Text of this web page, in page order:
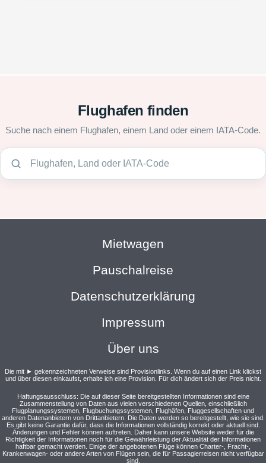
Flughafen finden
Suche nach einem Flughafen, einem Land oder einem IATA-Code.
Mietwagen
Pauschalreise
Datenschutzerklärung
Impressum
Über uns
Die mit ► gekennzeichneten Verweise sind Provisionlinks. Wenn du auf einen Link klickst
und über diesen einkaufst, erhalte ich eine Provision. Für dich ändert sich der Preis nicht.
Haftungsausschluss: Die auf dieser Seite bereitgestellten Informationen sind eine
Zusammenstellung von Daten aus vielen verschiedenen Quellen, einschließlich
Flugplanungssystemen, Flugbuchungssystemen, Flughäfen, Fluggesellschaften und
anderen Datenanbietern von Drittanbietern. Die Daten werden so bereitgestellt, wie sie sind.
Es gibt keine Garantie dafür, dass die Informationen vollständig korrekt oder aktuell sind.
Änderungen und Fehler können auftreten. Daher kann unsere Website weder für die
Richtigkeit der Informationen noch für die Gewährleistung der Aktualität der Informationen
haftbar gemacht werden. Einige der angebotenen Flüge können Charter-, Fracht-,
Krankenwagen- oder andere Arten von Flügen sein, die für Passagierreisen nicht verfügbar
sind.